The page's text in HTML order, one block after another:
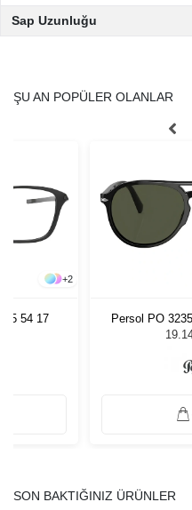
Sap Uzunluğu
ŞU AN POPÜLER OLANLAR
+2
54 17
Persol PO
SON BAKTIĞINIZ ÜRÜNLER